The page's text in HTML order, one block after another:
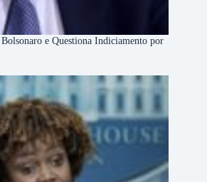
e Questiona Indiciamento por